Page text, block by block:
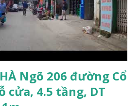
Thế Cường, Tel: 0984.999.007 –
giới và Quảng cáo trực tuyến
Ngõ 206 đường Cổ
cửa, 4.5 tầng, DT